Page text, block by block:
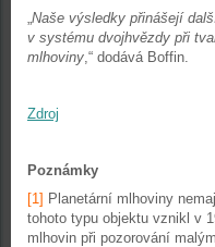
„Naše výsledky přinášejí
v systému dvojhvězdy při
mlhoviny,“ dodává Boffin.
Zdroj
Poznámky
[1] Planetární mlhoviny
tohoto typu objektu vznikl v
mlhovin při pozorování